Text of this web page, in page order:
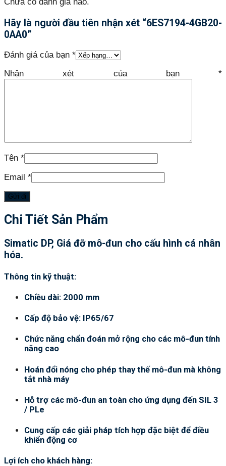
Hãy là người đầu tiên nhận xét “6ES7194-4GB20-
0AA0”
Đánh giá của bạn *
Nhận xét của bạn *
Tên *
Email *
Chi Tiết Sản Phẩm
Simatic DP, Giá đỡ mô-đun cho cấu hình cá nhân
hóa.
Thông tin kỹ thuật:
Chiều dài: 2000 mm
Cấp độ bảo vệ: IP65/67
Chức năng chẩn đoán mở rộng cho các mô-đun tính
năng cao
Hoán đổi nóng cho phép thay thế mô-đun mà không
tắt nhà máy
Hỗ trợ các mô-đun an toàn cho ứng dụng đến SIL 3
/ PLe
Cung cấp các giải pháp tích hợp đặc biệt để điều
khiển động cơ
Lợi ích cho khách hàng: